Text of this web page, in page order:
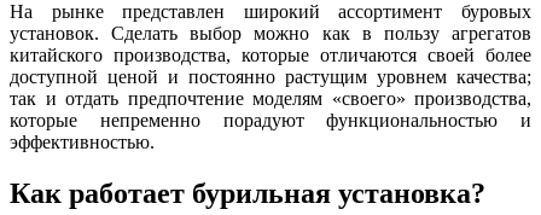
На рынке представлен широкий ассортимент буровых
установок. Сделать выбор можно как в пользу агрегатов
китайского производства, которые отличаются своей более
доступной ценой и постоянно растущим уровнем качества;
так и отдать предпочтение моделям «своего» производства,
которые непременно порадуют функциональностью и
эффективностью.
Как работает бурильная установка?